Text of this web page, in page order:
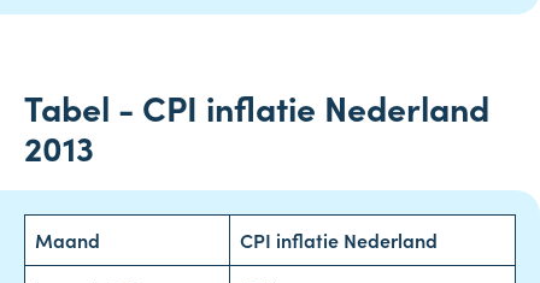
Tabel - CPI inflatie Nederland
2013
Maand
CPI inflatie Nederland